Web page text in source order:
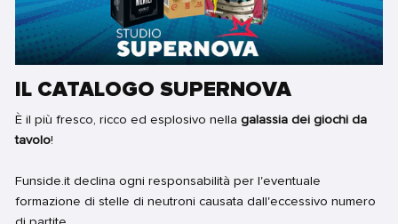
IL CATALOGO SUPERNOVA
È il più fresco, ricco ed esplosivo nella galassia dei giochi da
tavolo!
Funside.it declina ogni responsabilità per l'eventuale
formazione di stelle di neutroni causata dall'eccessivo numero
di partite.